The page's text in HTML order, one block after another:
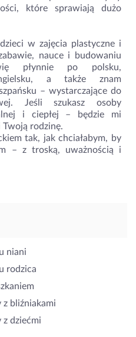
które sprawiają dużo
w zajęcia plastyczne i
nauce i budowaniu
płynnie po polsku,
a także znam
– wystarczające do
Jeśli szukasz osoby
i ciepłej – będzie mi
Twoją rodzinę.
tak, jak chciałabym, by
– z troską, uważnością i
niani
rodzica
z bliźniakami
z dziećmi